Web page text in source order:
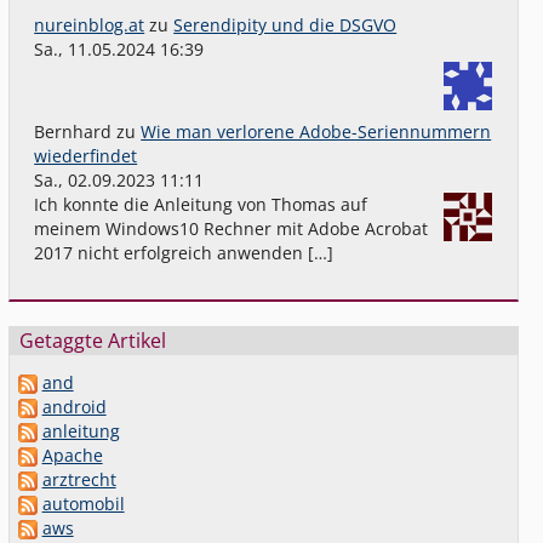
nureinblog.at zuSerendipity und die DSGVO
Sa., 11.05.2024 16:39
Bernhard zuWie man verlorene Adobe-Seriennummern
wiederfindet
Sa., 02.09.2023 11:11
Ich konnte die Anleitung von Thomas auf
meinem Windows10 Rechner mit Adobe Acrobat
2017 nicht erfolgreich anwenden […]
Getaggte Artikel
and
android
anleitung
Apache
arztrecht
automobil
aws